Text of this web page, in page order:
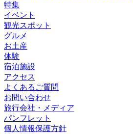
特集
イベント
観光スポット
グルメ
お土産
体験
宿泊施設
アクセス
よくあるご質問
お問い合わせ
旅行会社・メディア
パンフレット
個人情報保護方針